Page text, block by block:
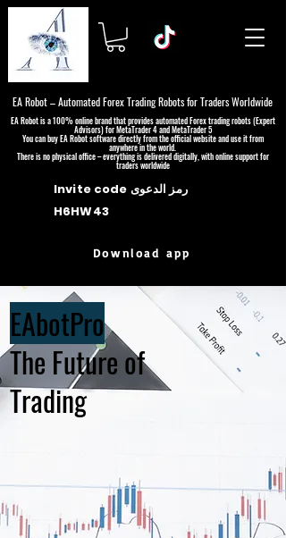
EA Robot – Automated Forex Trading Robots for Traders Worldwide
EA Robot is a 100% online brand that provides automated Forex trading robots (Expert
Advisors) for MetaTrader 4 and MetaTrader 5
You can buy EA Robot software directly from the official website and use it from
anywhere in the world.
There is no physical office – everything is delivered digitally, with online support for
traders worldwide
Invite code رمز الدعوى
H6HW43
Download app
EAbotPro
The Future of
Trading